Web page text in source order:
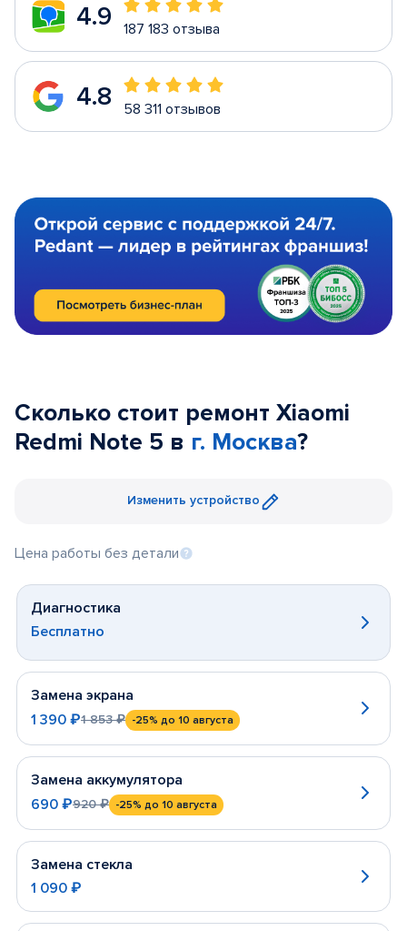
4.9 187 183 отзыва
4.8 58 311 отзывов
Сколько стоит ремонт Xiaomi
Redmi Note 5 в г. Москва?
Изменить устройство
Цена работы без детали
Диагностика
Бесплатно
Замена экрана
1 390 ₽1 853 ₽ -25% до 10 августа
Замена аккумулятора
690 ₽920 ₽ -25% до 10 августа
Замена стекла
1 090 ₽